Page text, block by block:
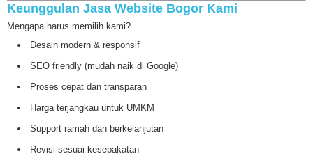
Keunggulan Jasa Website Bogor Kami
Mengapa harus memilih kami?
Desain modern & responsif
SEO friendly (mudah naik di Google)
Proses cepat dan transparan
Harga terjangkau untuk UMKM
Support ramah dan berkelanjutan
Revisi sesuai kesepakatan